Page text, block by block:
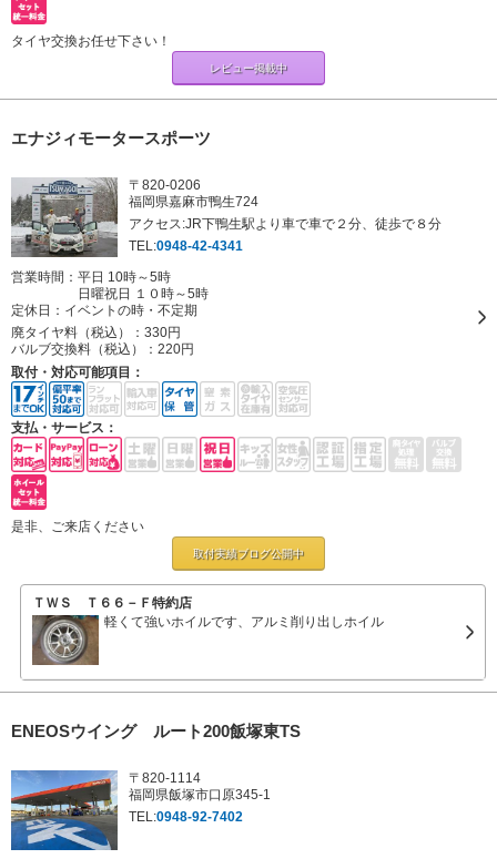
タイヤ交換お任せ下さい！
レビュー掲載中
エナジィモータースポーツ
〒820-0206
福岡県嘉麻市鴨生724
アクセス:JR下鴨生駅より車で車で２分、徒歩で８分
TEL:0948-42-4341
営業時間：平日 10時～5時
日曜祝日 １０時～5時
定休日： イベントの時・不定期
廃タイヤ料（税込）： 330円
バルブ交換料（税込）： 220円
取付・対応可能項目：
支払・サービス：
是非、ご来店ください
取付実績ブログ公開中
ＴＷＳ Ｔ６６－Ｆ特約店
軽くて強いホイルです、アルミ削り出しホイル
ENEOSウイング ルート200飯塚東TS
〒820-1114
福岡県飯塚市口原345-1
TEL:0948-92-7402